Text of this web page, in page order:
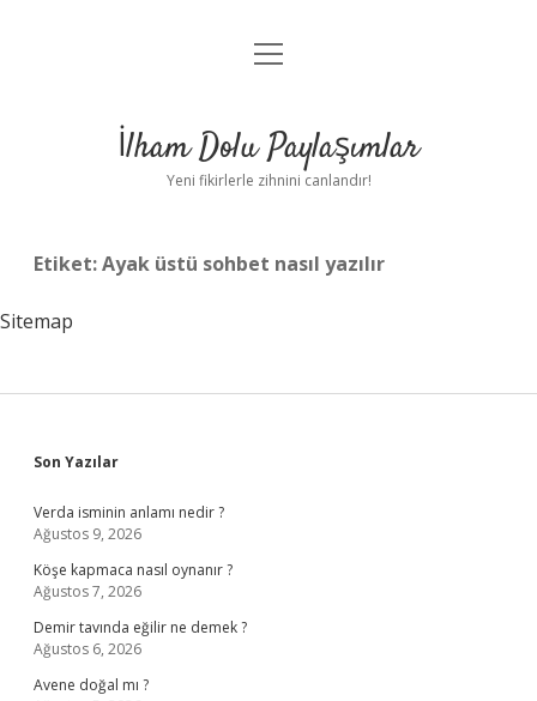
Anasayfa
Yasal Uyarı
menüyü
İlham Dolu Paylaşımlar
Yeni fikirlerle zihnini canlandır!
Etiket:Ayak üstü sohbet nasıl yazılır
Sitemap
Sidebar
Son Yazılar
Verda isminin anlamı nedir ?
Ağustos 9, 2026
Köşe kapmaca nasıl oynanır ?
Ağustos 7, 2026
Demir tavında eğilir ne demek ?
Ağustos 6, 2026
Avene doğal mı ?